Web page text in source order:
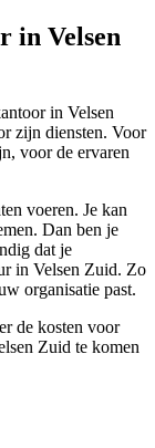
in Velsen
in Velsen
zijn diensten. Voor
voor de ervaren
voeren. Je kan
Dan ben je
dat je
in Velsen Zuid. Zo
organisatie past.
de kosten voor
Zuid te komen